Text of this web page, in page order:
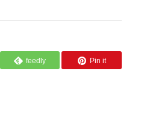
feedly Pin it